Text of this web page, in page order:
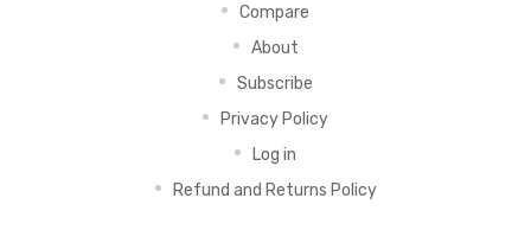
Compare
About
Subscribe
Privacy Policy
Log in
Refund and Returns Policy